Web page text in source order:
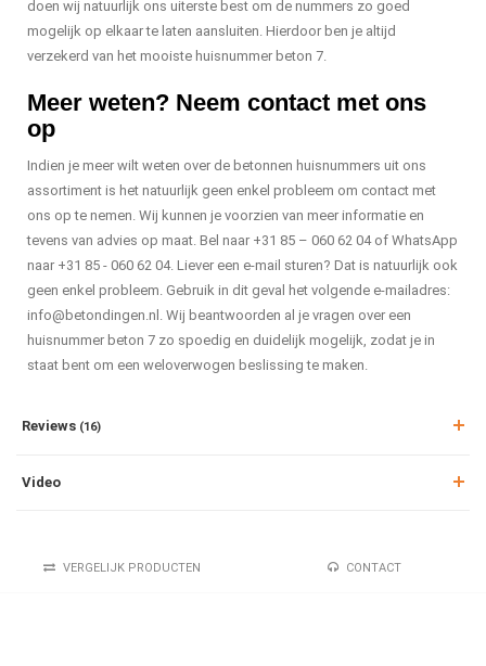
doen wij natuurlijk ons uiterste best om de nummers zo goed
mogelijk op elkaar te laten aansluiten. Hierdoor ben je altijd
verzekerd van het mooiste huisnummer beton 7.
Meer weten? Neem contact met ons
op
Indien je meer wilt weten over de betonnen huisnummers uit ons
assortiment is het natuurlijk geen enkel probleem om contact met
ons op te nemen. Wij kunnen je voorzien van meer informatie en
tevens van advies op maat. Bel naar +31 85 – 060 62 04 of WhatsApp
naar +31 85 - 060 62 04. Liever een e-mail sturen? Dat is natuurlijk ook
geen enkel probleem. Gebruik in dit geval het volgende e-mailadres:
info@betondingen.nl . Wij beantwoorden al je vragen over een
huisnummer beton 7 zo spoedig en duidelijk mogelijk, zodat je in
staat bent om een weloverwogen beslissing te maken.
Reviews (16)
Video
VERGELIJK PRODUCTEN CONTACT